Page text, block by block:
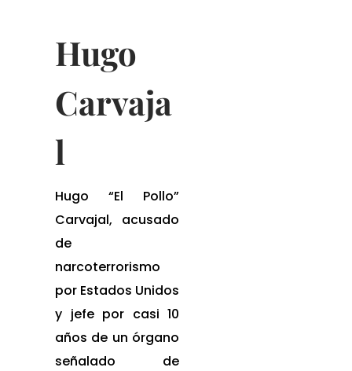
Hugo
Carvaja
l
Hugo “El Pollo”
Carvajal, acusado
de
narcoterrorismo
por Estados Unidos
y jefe por casi 10
años de un órgano
señalado de